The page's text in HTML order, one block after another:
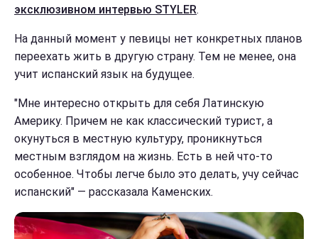
эксклюзивном интервью STYLER.
На данный момент у певицы нет конкретных планов
переехать жить в другую страну. Тем не менее, она
учит испанский язык на будущее.
"Мне интересно открыть для себя Латинскую
Америку. Причем не как классический турист, а
окунуться в местную культуру, проникнуться
местным взглядом на жизнь. Есть в ней что-то
особенное. Чтобы легче было это делать, учу сейчас
испанский" — рассказала Каменских.